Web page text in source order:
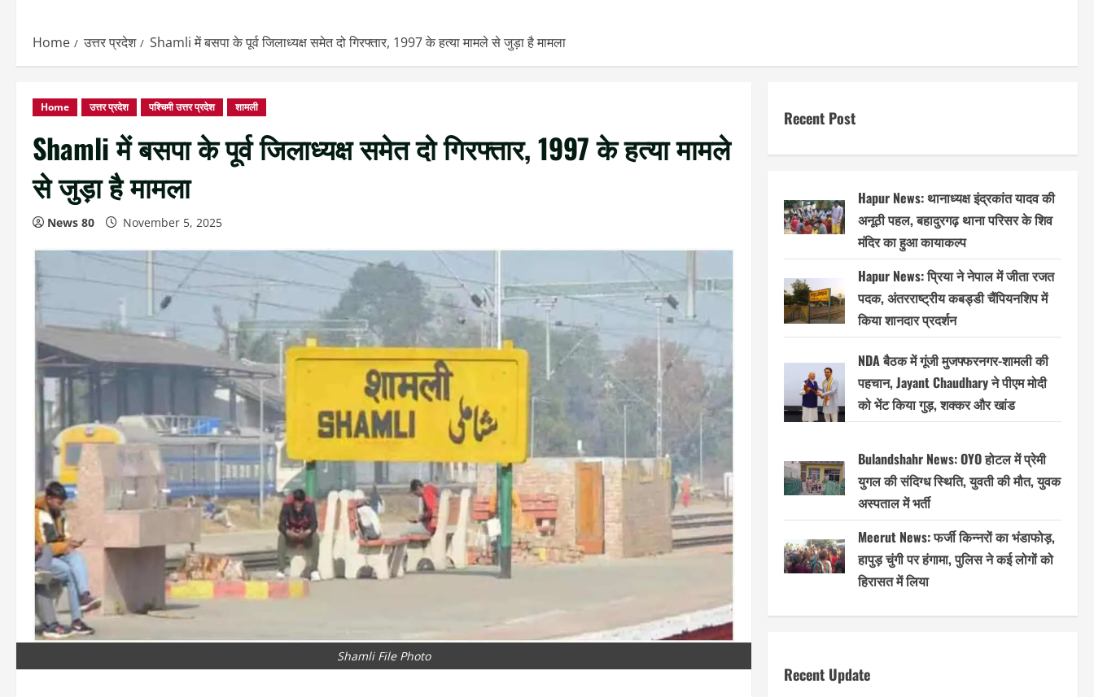
Home उत्तर प्रदेश Shamli में बसपा के पूर्व जिलाध्यक्ष समेत दो गिरफ्तार, 1997 के हत्या मामले से जुड़ा है मामला
Home उत्तर प्रदेश पश्चिमी उत्तर प्रदेश शामली
Shamli में बसपा के पूर्व जिलाध्यक्ष समेत दो गिरफ्तार, 1997 के हत्या मामले
से जुड़ा है मामला
News 80 November 5, 2025
Shamli File Photo
Recent Post
Hapur News: थानाध्यक्ष इंद्रकांत यादव की
अनूठी पहल, बहादुरगढ़ थाना परिसर के शिव
मंदिर का हुआ कायाकल्प
Hapur News: प्रिया ने नेपाल में जीता रजत
पदक, अंतरराष्ट्रीय कबड्डी चैंपियनशिप में
किया शानदार प्रदर्शन
NDA बैठक में गूंजी मुजफ्फरनगर-शामली की
पहचान, Jayant Chaudhary ने पीएम मोदी
को भेंट किया गुड़, शक्कर और खांड
Bulandshahr News: OYO होटल में प्रेमी
युगल की संदिग्ध स्थिति, युवती की मौत, युवक
अस्पताल में भर्ती
Meerut News: फर्जी किन्नरों का भंडाफोड़,
हापुड़ चुंगी पर हंगामा, पुलिस ने कई लोगों को
हिरासत में लिया
Recent Update